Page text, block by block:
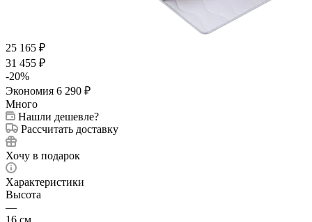
25 165 ₽
31 455 ₽
-20%
Экономия 6 290 ₽
Много
Нашли дешевле?
Рассчитать доставку
Хочу в подарок
Характеристики
Высота
—
16 см